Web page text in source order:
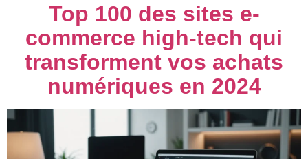
Top 100 des sites e-
commerce high-tech qui
transforment vos achats
numériques en 2024